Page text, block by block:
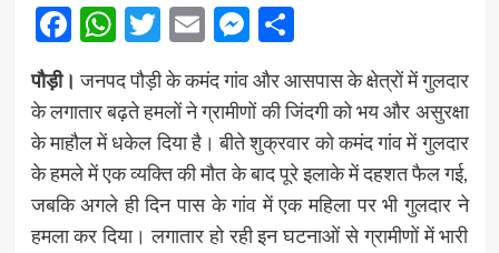
Facebook
WhatsApp
Twitter
EmailMessenger
Share
पौड़ी। जनपद पौड़ी के कमंद गांव और आसपास के क्षेत्रों में गुलदार
के लगातार बढ़ते हमलों ने ग्रामीणों की जिंदगी को भय और असुरक्षा
के माहौल में धकेल दिया है। बीते शुक्रवार को कमंद गांव में गुलदार
के हमले में एक व्यक्ति की मौत के बाद पूरे इलाके में दहशत फैल गई,
जबकि अगले ही दिन पास के गांव में एक महिला पर भी गुलदार ने
हमला कर दिया। लगातार हो रही इन घटनाओं से ग्रामीणों में भारी